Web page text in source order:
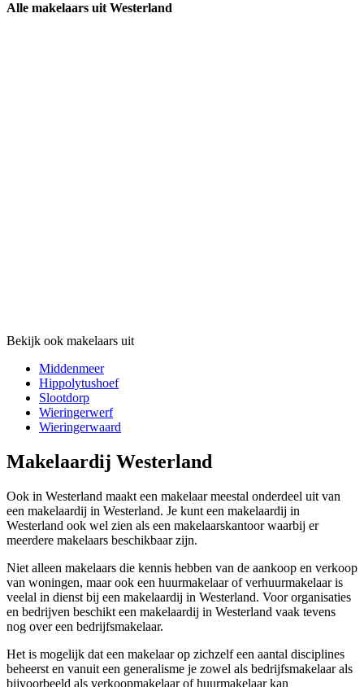
Alle makelaars uit Westerland
Bekijk ook makelaars uit
Middenmeer
Hippolytushoef
Slootdorp
Wieringerwerf
Wieringerwaard
Makelaardij Westerland
Ook in Westerland maakt een makelaar meestal onderdeel uit van
een makelaardij in Westerland. Je kunt een makelaardij in
Westerland ook wel zien als een makelaarskantoor waarbij er
meerdere makelaars beschikbaar zijn.
Niet alleen makelaars die kennis hebben van de aankoop en verkoop
van woningen, maar ook een huurmakelaar of verhuurmakelaar is
veelal in dienst bij een makelaardij in Westerland. Voor organisaties
en bedrijven beschikt een makelaardij in Westerland vaak tevens
nog over een bedrijfsmakelaar.
Het is mogelijk dat een makelaar op zichzelf een aantal disciplines
beheerst en vanuit een generalisme je zowel als bedrijfsmakelaar als
bijvoorbeeld als verkoopmakelaar of huurmakelaar kan